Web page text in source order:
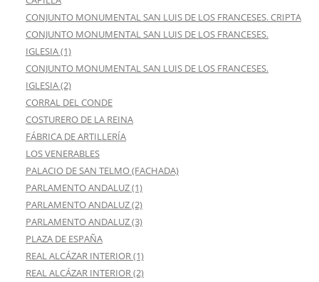
CONJUNTO MONUMENTAL SAN LUIS DE LOS FRANCESES. CRIPTA
CONJUNTO MONUMENTAL SAN LUIS DE LOS FRANCESES.
IGLESIA (1)
CONJUNTO MONUMENTAL SAN LUIS DE LOS FRANCESES.
IGLESIA (2)
CORRAL DEL CONDE
COSTURERO DE LA REINA
FÁBRICA DE ARTILLERÍA
LOS VENERABLES
PALACIO DE SAN TELMO (FACHADA)
PARLAMENTO ANDALUZ (1)
PARLAMENTO ANDALUZ (2)
PARLAMENTO ANDALUZ (3)
PLAZA DE ESPAÑA
REAL ALCÁZAR INTERIOR (1)
REAL ALCÁZAR INTERIOR (2)